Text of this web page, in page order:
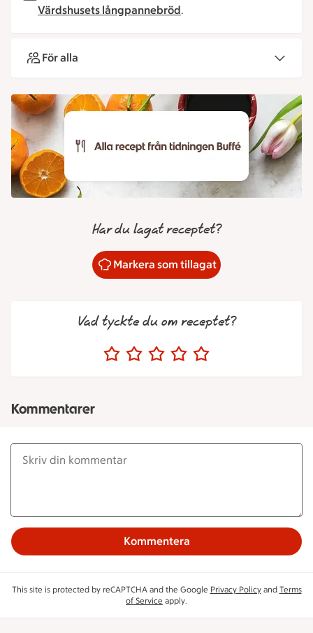
Värdshusets långpannebröd.
För alla
Har du lagat receptet?
Markera som tillagat
Vad tyckte du om receptet?
Kommentarer
Kommentera
This site is protected by reCAPTCHA and the Google Privacy Policyand Terms
of Service apply.